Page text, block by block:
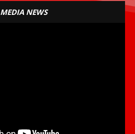
MEDIA NEWS